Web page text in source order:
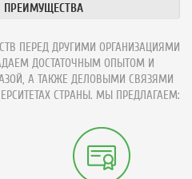
ПЕРЕД ДРУГИМИ ОРГАНИЗАЦИЯМИ
ДОСТАТОЧНЫМ ОПЫТОМ И
А ТАКЖЕ ДЕЛОВЫМИ СВЯЗЯМИ
СТРАНЫ. МЫ ПРЕДЛАГАЕМ: